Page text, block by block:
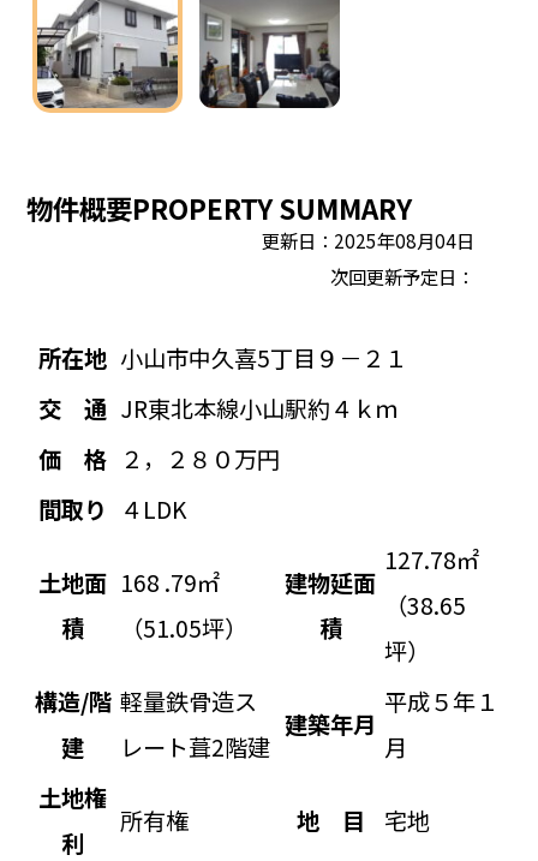
物件概要PROPERTY SUMMARY
更新日：2025年08月04日
次回更新予定日：
所在地 小山市中久喜5丁目９－２１
交 通 JR東北本線小山駅約４ｋｍ
価 格 ２，２８０万円
間取り
４LDK
土地面
積
168 .79㎡
（51.05坪）
建物延面
積
127.78㎡
（38.65
坪）
構造/階
建
軽量鉄骨造ス
レート葺2階建
建築年月
平成５年１
月
土地権
利
所有権 地 目 宅地